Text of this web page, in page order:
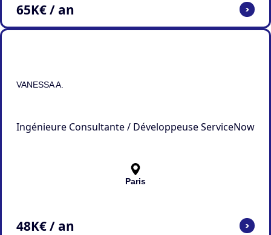
65K€ / an >
VANESSA A.
Ingénieure Consultante / Développeuse ServiceNow
Paris
48K€ / an >